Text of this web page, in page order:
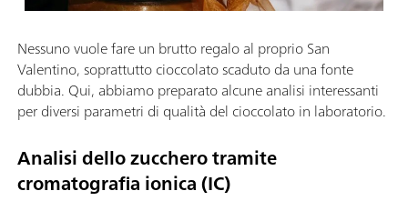
Nessuno vuole fare un brutto regalo al proprio San
Valentino, soprattutto cioccolato scaduto da una fonte
dubbia. Qui, abbiamo preparato alcune analisi interessanti
per diversi parametri di qualità del cioccolato in laboratorio.
Analisi dello zucchero tramite
cromatografia ionica (IC)